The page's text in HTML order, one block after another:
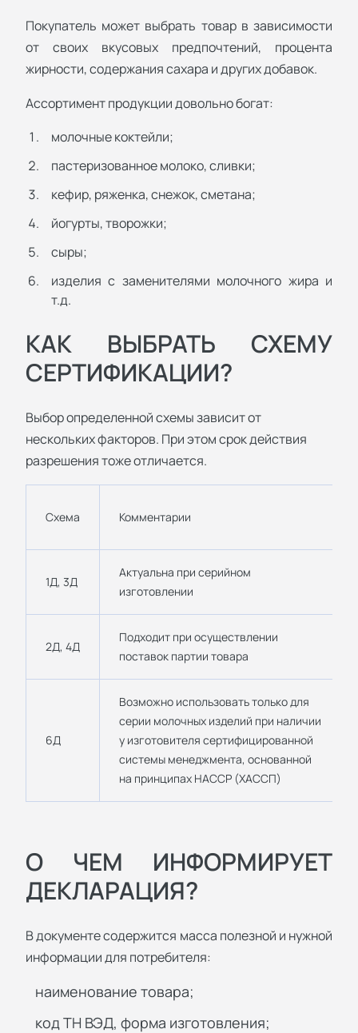
Покупатель может выбрать товар в зависимости
от своих вкусовых предпочтений, процента
жирности, содержания сахара и других добавок.
Ассортимент продукции довольно богат:
молочные коктейли;
пастеризованное молоко, сливки;
кефир, ряженка, снежок, сметана;
йогурты, творожки;
сыры;
изделия с заменителями молочного жира и
т.д.
КАК ВЫБРАТЬ СХЕМУ
СЕРТИФИКАЦИИ?
Выбор определенной схемы зависит от
нескольких факторов. При этом срок действия
разрешения тоже отличается.
Схема Комментарии
1Д, 3Д
Актуальна при серийном
изготовлении
2Д, 4Д
Подходит при осуществлении
поставок партии товара
6Д
Возможно использовать только для
серии молочных изделий при наличии
у изготовителя сертифицированной
системы менеджмента, основанной
на принципах HACCP (ХАССП)
О ЧЕМ ИНФОРМИРУЕТ
ДЕКЛАРАЦИЯ?
В документе содержится масса полезной и нужной
информации для потребителя:
наименование товара;
код ТН ВЭД, форма изготовления;